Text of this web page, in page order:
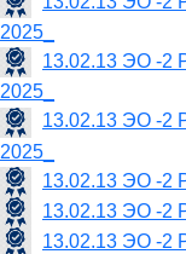
2025_
13.02.13 ЭО -2
2025_
13.02.13 ЭО -2
2025_
13.02.13 ЭО -2
13.02.13 ЭО -2
13.02.13 ЭО -2